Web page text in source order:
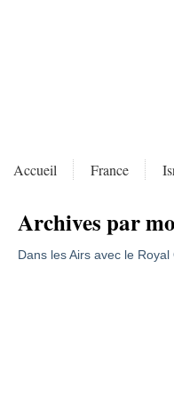
Accueil France
Archives par
Dans les Airs avec le Royal